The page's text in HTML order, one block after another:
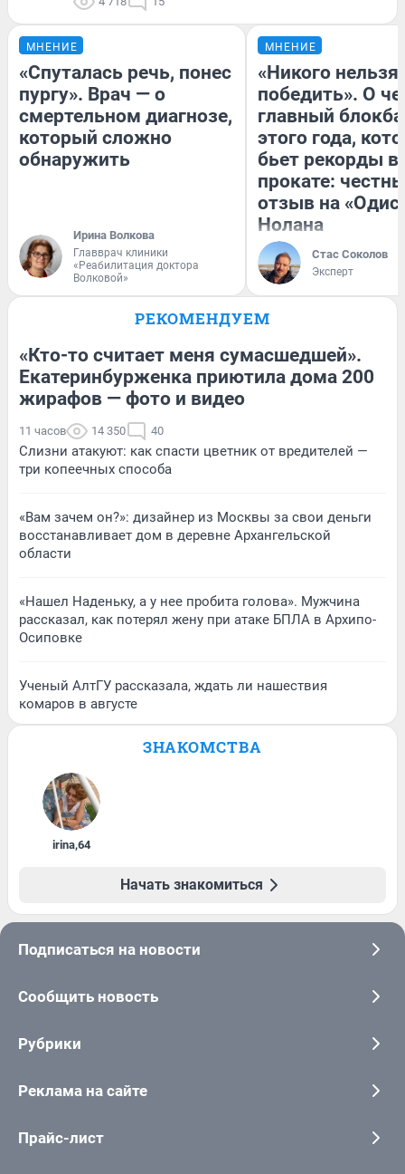
МНЕНИЕ
«Спуталась речь, понес
пургу». Врач — о
смертельном диагнозе,
который сложно
обнаружить
Ирина Волкова
Главврач клиники
«Реабилитация доктора
Волковой»
МНЕНИЕ
«Никого нельзя
победить». О
главный
этого года,
бьет рекорды в
прокате:
отзыв на
Нолана
Стас Соколов
Эксперт
РЕКОМЕНДУЕМ
«Кто-то считает меня сумасшедшей».
Екатеринбурженка приютила дома 200
жирафов — фото и видео
11 часов 14 350 40
Слизни атакуют: как спасти цветник от вредителей —
три копеечных способа
«Вам зачем он?»: дизайнер из Москвы за свои деньги
восстанавливает дом в деревне Архангельской
области
«Нашел Наденьку, а у нее пробита голова». Мужчина
рассказал, как потерял жену при атаке БПЛА в Архипо-
Осиповке
Ученый АлтГУ рассказала, ждать ли нашествия
комаров в августе
ЗНАКОМСТВА
irina,64
Начать знакомиться
Подписаться на новости
Сообщить новость
Рубрики
Реклама на сайте
Прайс-лист